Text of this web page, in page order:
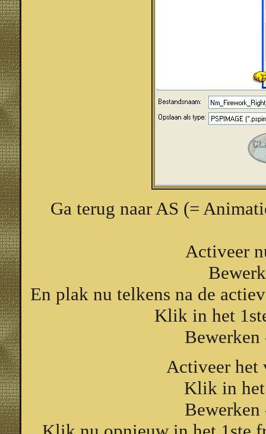
Ga terug naar AS (=
Activeer
En plak nu telkens na de
Klik in het
Bewerken
Activeer het
Klik in het
Bewerken